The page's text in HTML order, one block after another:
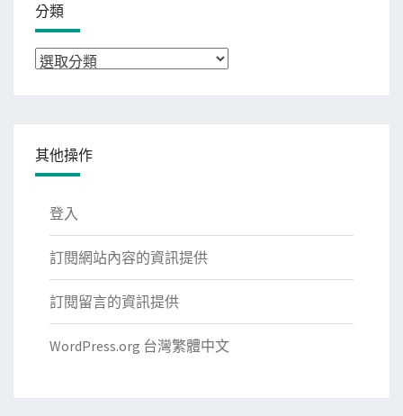
分類
分
其他操作
登入
訂閱網站內容的資訊提供
訂閱留言的資訊提供
WordPress.org 台灣繁體中文